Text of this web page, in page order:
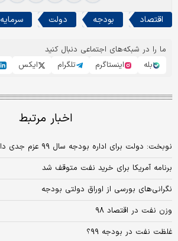
اقتصاد بودجه دولت سرمایه
ما را در شبکه‌های اجتماعی دنبال کنید
بله
اینستاگرم تلگرام ایکس
اخبار مرتبط
نوبخت: دولت برای اداره بودجه سال ۹۹ عزم جدی دارد
برنامه آمریکا برای خرید نفت متوقف شد
نگرانی‌های بورسی از اوراق دولتی بودجه
وزن نفت در اقتصاد ۹۸
غلظت نفت در بودجه ۹۹؟